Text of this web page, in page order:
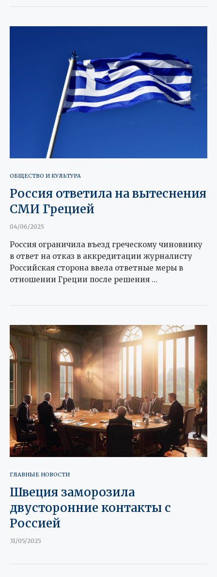
ОБЩЕСТВО И КУЛЬТУРА
Россия ответила на вытеснения
СМИ Грецией
04/06/2025
Россия ограничила въезд греческому чиновнику
в ответ на отказ в аккредитации журналисту
Российская сторона ввела ответные меры в
отношении Греции после решения …
ГЛАВНЫЕ НОВОСТИ
Швеция заморозила
двусторонние контакты с
Россией
31/05/2025